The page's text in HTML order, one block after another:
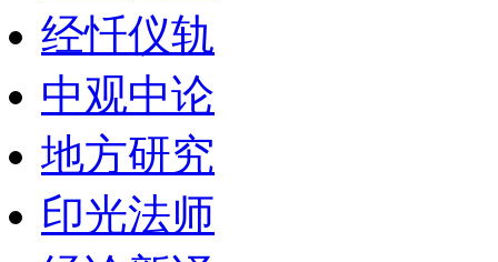
经忏仪轨
中观中论
地方研究
印光法师